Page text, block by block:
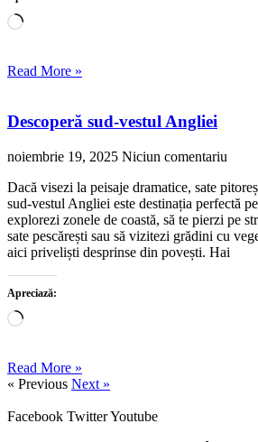
Încarc...
Read More »
Descoperă sud-vestul Angliei
noiembrie 19, 2025 Niciun comentariu
Dacă visezi la peisaje dramatice, sate
sud-vestul Angliei este destinația perfectă
explorezi zonele de coastă, să te pierzi pe
sate pescărești sau să vizitezi grădini cu
aici priveliști desprinse din povești. Hai
Apreciază:
Încarc...
Read More »
« Previous Next »
Facebook TwitterYoutube